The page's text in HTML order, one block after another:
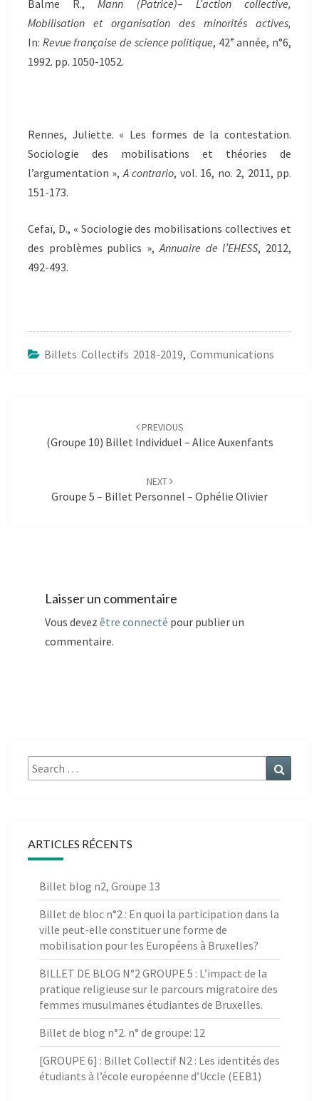
Balme R.,Mann (Patrice)– L’action collective,
Mobilisation et organisation des minorités actives,
In: Revue française de science politique, 42ᵉ année, n°6,
1992. pp. 1050-1052.
Rennes, Juliette. « Les formes de la contestation.
Sociologie des mobilisations et théories de
l’argumentation »,A contrario, vol. 16, no. 2, 2011, pp.
151-173.
Cefaï, D., « Sociologie des mobilisations collectives et
des problèmes publics »,Annuaire de l’EHESS, 2012,
492-493.
Billets Collectifs 2018-2019, Communications
PREVIOUS
(Groupe 10) Billet Individuel – Alice Auxenfants
NEXT
Groupe 5 – Billet Personnel – Ophélie Olivier
Laisser un commentaire
Vous devez être connecté pour publier un
commentaire.
Search
for:
ARTICLES RÉCENTS
Billet blog n2, Groupe 13
Billet de bloc n°2 : En quoi la participation dans la
ville peut-elle constituer une forme de
mobilisation pour les Européens à Bruxelles?
BILLET DE BLOG N°2 GROUPE 5 : L’impact de la
pratique religieuse sur le parcours migratoire des
femmes musulmanes étudiantes de Bruxelles.
Billet de blog n°2. n° de groupe: 12
[GROUPE 6] : Billet Collectif N2 : Les identités des
étudiants à l’école européenne d’Uccle (EEB1)